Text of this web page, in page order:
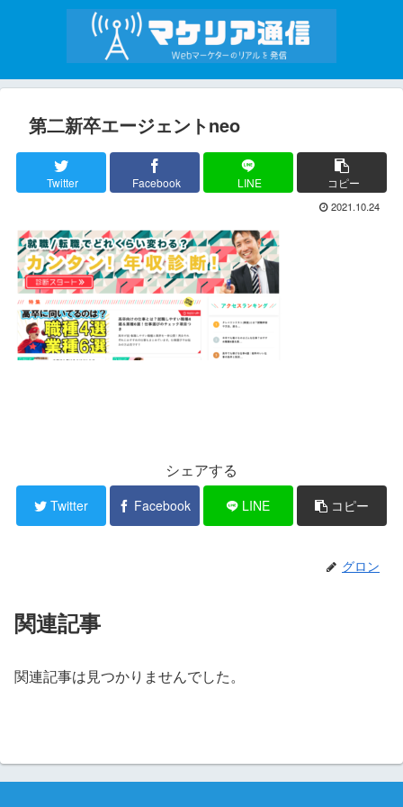
第二新卒エージェントneo
Twitter Facebook LINE コピー
2021.10.24
シェアする
Twitter Facebook LINE コピー
グロン
関連記事
関連記事は見つかりませんでした。